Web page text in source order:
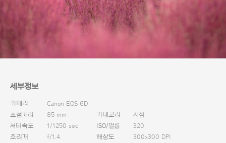
세부정보
카메라
Canon EOS 6D
초첨거리
85 mm 카테고리
시점
셔터속도
1/1250 sec ISO/필름
320
조리개
f/1.4 해상도
300x300 DPI